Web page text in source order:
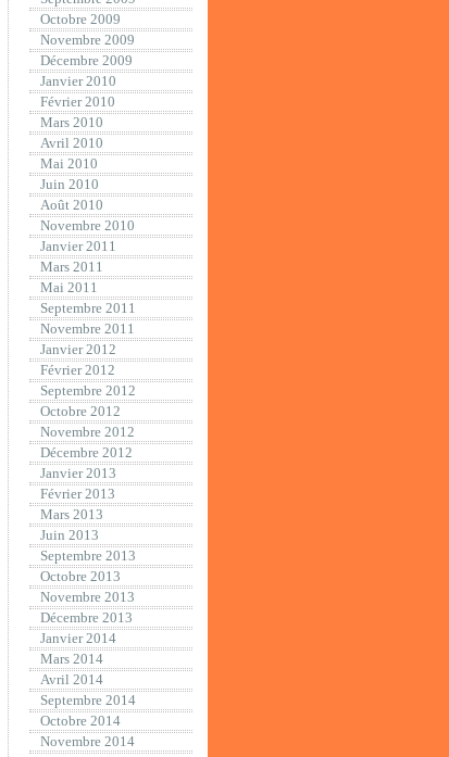
Octobre 2009
Novembre 2009
Décembre 2009
Janvier 2010
Février 2010
Mars 2010
Avril 2010
Mai 2010
Juin 2010
Août 2010
Novembre 2010
Janvier 2011
Mars 2011
Mai 2011
Septembre 2011
Novembre 2011
Janvier 2012
Février 2012
Septembre 2012
Octobre 2012
Novembre 2012
Décembre 2012
Janvier 2013
Février 2013
Mars 2013
Juin 2013
Septembre 2013
Octobre 2013
Novembre 2013
Décembre 2013
Janvier 2014
Mars 2014
Avril 2014
Septembre 2014
Octobre 2014
Novembre 2014